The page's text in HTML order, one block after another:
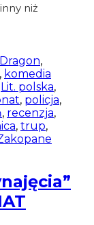
niż
Dragon,
, komedia
Lit. polska,
, policja,
, recenzja,
, trup,